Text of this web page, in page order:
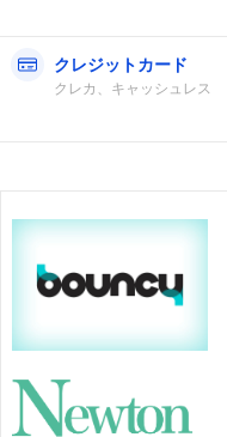
クレジットカード
クレカ、キャッシュレス